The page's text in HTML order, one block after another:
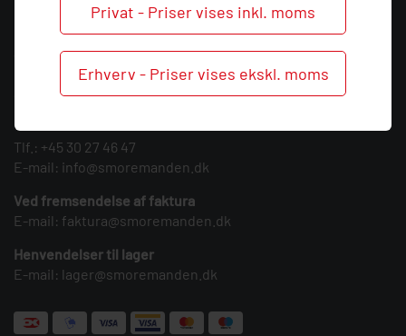
Privat - Priser vises inkl. moms
Erhverv - Priser vises ekskl. moms
KONTAKT
Smøremanden A/S
CVR: 39683717
Søndergården 3
Tlf.: +45 30 27 46 47
E-mail: info@smoremanden.dk
Ved fremsendelse af faktura
E-mail: faktura@smoremanden.dk
Henvendelser til lager
E-mail: lager@smoremanden.dk